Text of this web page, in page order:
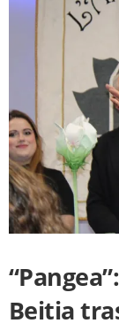
Beitia